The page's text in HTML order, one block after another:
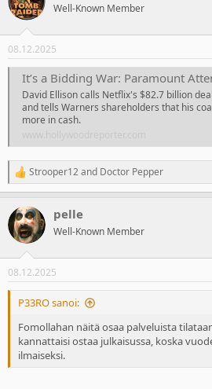
Well-Known Member
08.12.2025
It’s a Bidding War: Paramount Attempts
David Ellison calls Netflix's $82.7 billion
and tells Warners shareholders that his
more in cash.
R
e
c
t
i
s
:
Strooper12and Doctor Pepper
pelle
Well-Known Member
08.12.2025
P33RO sanoi:
Fomollahan näitä osaa palveluista
kannattaisi ostaa julkaisussa, koska
ilmaiseksi.